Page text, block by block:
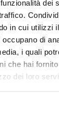
dei
in cui utilizzi
di
i quali
che hai
dei loro
Questa
alle
la
più